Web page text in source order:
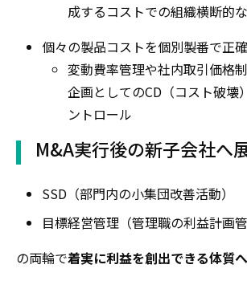
成するコストでの組織横断的
個々の製品コストを個別製番で正確
変動費率管理や社内取引価格
企画としてのCD（コスト破壊
ントロール
M&A実行後の新子会社へ
SSD（部門内の小集団改善活動）
目標経営管理（管理職の利益計画管
の両輪で着実に利益を創出できる体質へ